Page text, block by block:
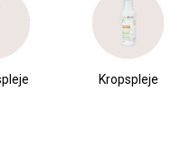
Kropspleje